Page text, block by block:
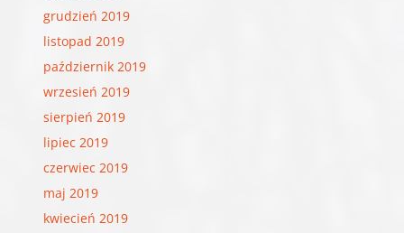
grudzień 2019
listopad 2019
październik 2019
wrzesień 2019
sierpień 2019
lipiec 2019
czerwiec 2019
maj 2019
kwiecień 2019